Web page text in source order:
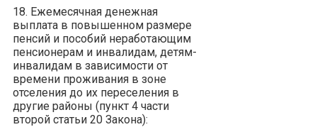
18. Ежемесячная денежная
выплата в повышенном размере
пенсий и пособий неработающим
пенсионерам и инвалидам, детям-
инвалидам в зависимости от
времени проживания в зоне
отселения до их переселения в
другие районы (пункт 4 части
второй статьи 20 Закона):